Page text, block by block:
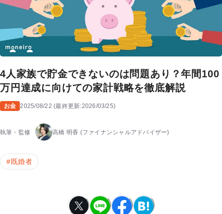
4人家族で貯金できないのは問題あり？年間100
万円達成に向けての家計戦略を徹底解説
お金 2025/08/22 (最終更新:2026/03/25)
執筆・監修 高橋 明香 (ファイナンシャルアドバイザー)
#既婚者